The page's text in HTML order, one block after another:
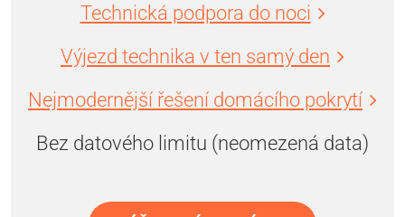
Technická podpora do noci
Výjezd technika v ten samý den
Nejmodernější řešení domácího pokrytí
Bez datového limitu (neomezená data)